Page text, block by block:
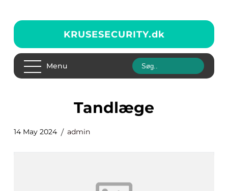
KRUSESECURITY.dk
Menu
tandlæge
14 May 2024 admin